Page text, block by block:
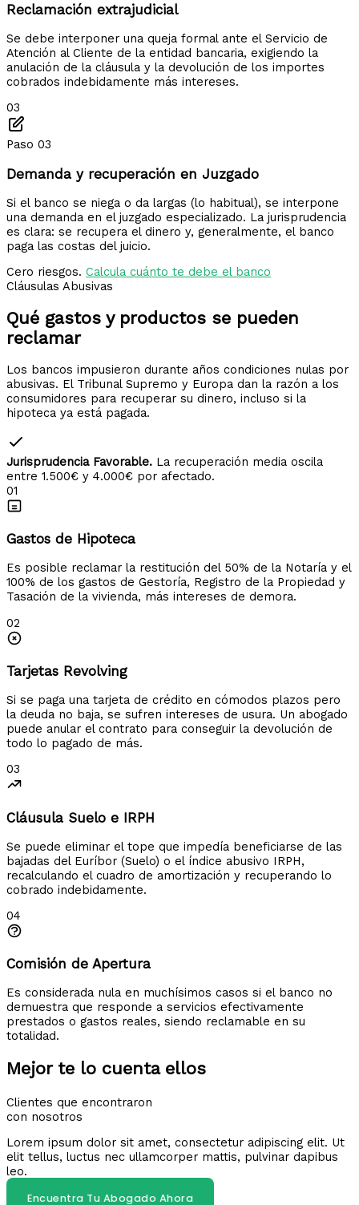
Reclamación extrajudicial
Se debe interponer una queja formal ante el Servicio de
Atención al Cliente de la entidad bancaria, exigiendo la
anulación de la cláusula y la devolución de los importes
cobrados indebidamente más intereses.
03
Paso 03
Demanda y recuperación en Juzgado
Si el banco se niega o da largas (lo habitual), se interpone
una demanda en el juzgado especializado. La jurisprudencia
es clara: se recupera el dinero y, generalmente, el banco
paga las costas del juicio.
Cero riesgos. Calcula cuánto te debe el banco
Cláusulas Abusivas
Qué gastos y productos se pueden
reclamar
Los bancos impusieron durante años condiciones nulas por
abusivas. El Tribunal Supremo y Europa dan la razón a los
consumidores para recuperar su dinero, incluso si la
hipoteca ya está pagada.
Jurisprudencia Favorable. La recuperación media oscila
entre 1.500€ y 4.000€ por afectado.
01
Gastos de Hipoteca
Es posible reclamar la restitución del 50% de la Notaría y el
100% de los gastos de Gestoría, Registro de la Propiedad y
Tasación de la vivienda, más intereses de demora.
02
Tarjetas Revolving
Si se paga una tarjeta de crédito en cómodos plazos pero
la deuda no baja, se sufren intereses de usura. Un abogado
puede anular el contrato para conseguir la devolución de
todo lo pagado de más.
03
Cláusula Suelo e IRPH
Se puede eliminar el tope que impedía beneficiarse de las
bajadas del Euríbor (Suelo) o el índice abusivo IRPH,
recalculando el cuadro de amortización y recuperando lo
cobrado indebidamente.
04
Comisión de Apertura
Es considerada nula en muchísimos casos si el banco no
demuestra que responde a servicios efectivamente
prestados o gastos reales, siendo reclamable en su
totalidad.
Mejor te lo cuenta ellos
Clientes que encontraron
con nosotros
Lorem ipsum dolor sit amet, consectetur adipiscing elit. Ut
elit tellus, luctus nec ullamcorper mattis, pulvinar dapibus
leo.
Encuentra Tu Abogado Ahora